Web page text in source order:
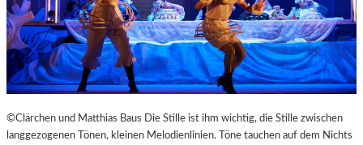
©Clärchen und Matthias Baus Die Stille ist ihm wichtig, die Stille zwischen
langgezogenen Tönen, kleinen Melodienlinien. Töne tauchen auf dem Nichts